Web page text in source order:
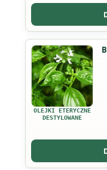
na
stronie
produktu
OLEJKI ETERYCZNE
DESTYLOWANE
Ten
produkt
ma
wiele
wariantów.
Opcje
na